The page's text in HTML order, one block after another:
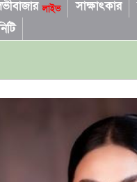
লাইভ সাক্ষাৎকার